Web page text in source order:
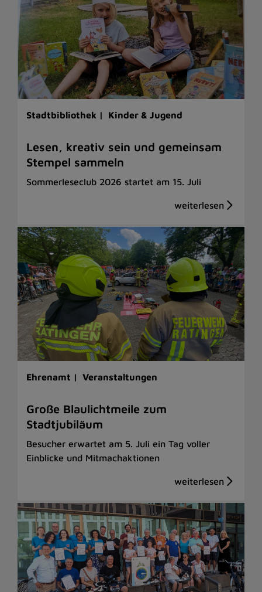
Stadtbibliothek | Kinder & Jugend
Lesen, kreativ sein und gemeinsam
Stempel sammeln
Sommerleseclub 2026 startet am 15. Juli
Ehrenamt | Veranstaltungen
Große Blaulichtmeile zum
Stadtjubiläum
Besucher erwartet am 5. Juli ein Tag voller
Einblicke und Mitmachaktionen